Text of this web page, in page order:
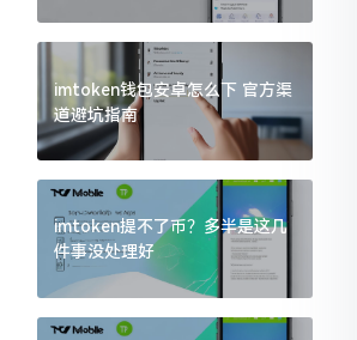
imtoken钱包安卓怎么下 官方渠
道避坑指南
imtoken提不了币？多半是这几
件事没处理好